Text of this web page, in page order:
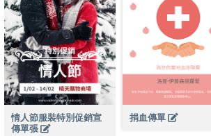
情人節服裝特別促銷宣
傳單張
捐血傳單